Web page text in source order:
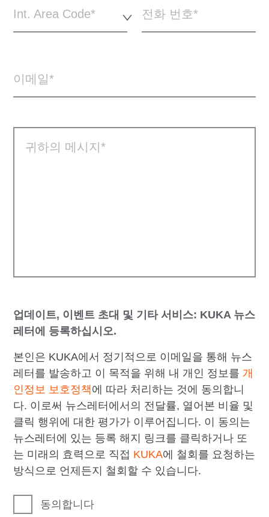
Int. Area Code* 전화 번호
이메일
귀하의 메시지
업데이트, 이벤트 초대 및 기타 서비스: KUKA 뉴스
레터에 등록하십시오.
본인은 KUKA에서 정기적으로 이메일을 통해 뉴스
레터를 발송하고 이 목적을 위해 내 개인 정보를개
인정보 보호정책에 따라 처리하는 것에 동의합니
다. 이로써 뉴스레터에서의 전달률, 열어본 비율 및
클릭 행위에 대한 평가가 이루어집니다. 이 동의는
뉴스레터에 있는 등록 해지 링크를 클릭하거나 또
는 미래의 효력으로 직접 KUKA에 철회를 요청하는
방식으로 언제든지 철회할 수 있습니다.
동의합니다